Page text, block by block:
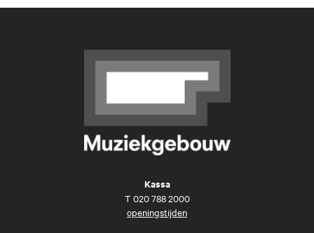
Kassa
T 020 788 2000
openingstijden